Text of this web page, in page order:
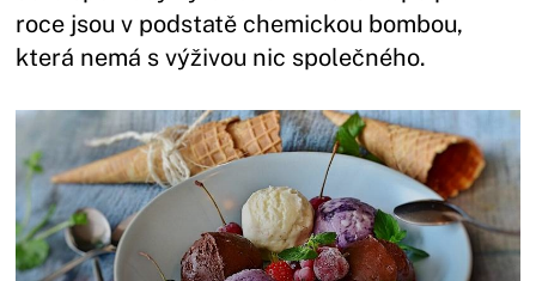
roce jsou v podstatě chemickou bombou,
která nemá s výživou nic společného.